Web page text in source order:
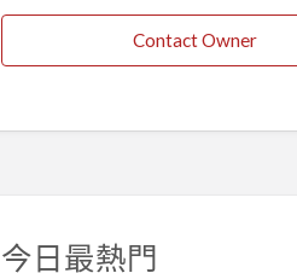
Contact Owner
今日最熱門